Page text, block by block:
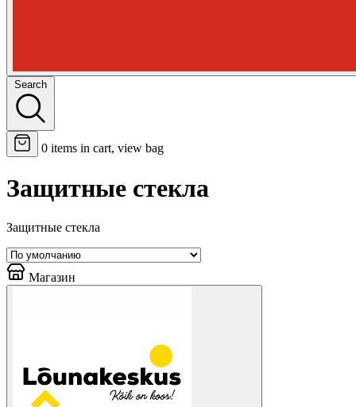
Search
0 items in cart, view bag
Защитные стекла
Защитные стекла
Магазин